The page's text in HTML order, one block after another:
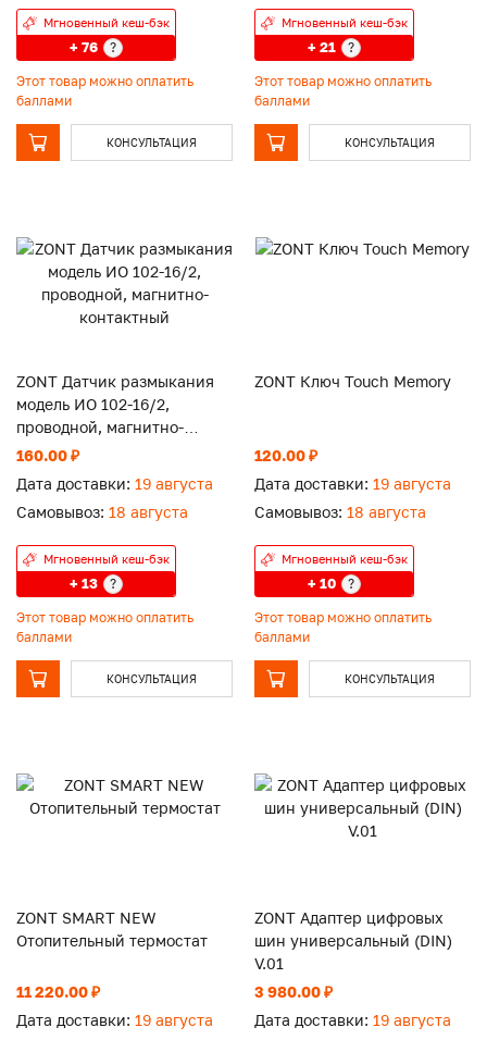
Мгновенный кеш-бэк
+ 76 ?
Этот товар можно оплатить
баллами
КОНСУЛЬТАЦИЯ
Мгновенный кеш-бэк
+ 21 ?
Этот товар можно оплатить
баллами
КОНСУЛЬТАЦИЯ
ZONT Датчик размыкания
модель ИО 102-16/2,
проводной, магнитно-
контактный
160.00 ₽
Дата доставки: 19 августа
Самовывоз: 18 августа
Мгновенный кеш-бэк
+ 13 ?
Этот товар можно оплатить
баллами
КОНСУЛЬТАЦИЯ
ZONT Ключ Touch Memory
120.00 ₽
Дата доставки: 19 августа
Самовывоз: 18 августа
Мгновенный кеш-бэк
+ 10 ?
Этот товар можно оплатить
баллами
КОНСУЛЬТАЦИЯ
ZONT SMART NEW
Отопительный термостат
11 220.00 ₽
Дата доставки: 19 августа
ZONT Адаптер цифровых
шин универсальный (DIN)
V.01
3 980.00 ₽
Дата доставки: 19 августа